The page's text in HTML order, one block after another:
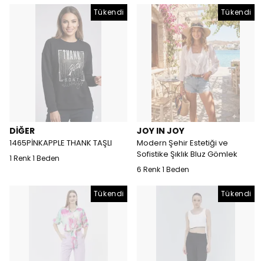
Tükendi
DİĞER
1465PİNKAPPLE THANK TAŞLI
1 Renk 1 Beden
Tükendi
JOY IN JOY
Modern Şehir Estetiği ve
Sofistike Şıklık Bluz Gömlek
6 Renk 1 Beden
Tükendi Tükendi